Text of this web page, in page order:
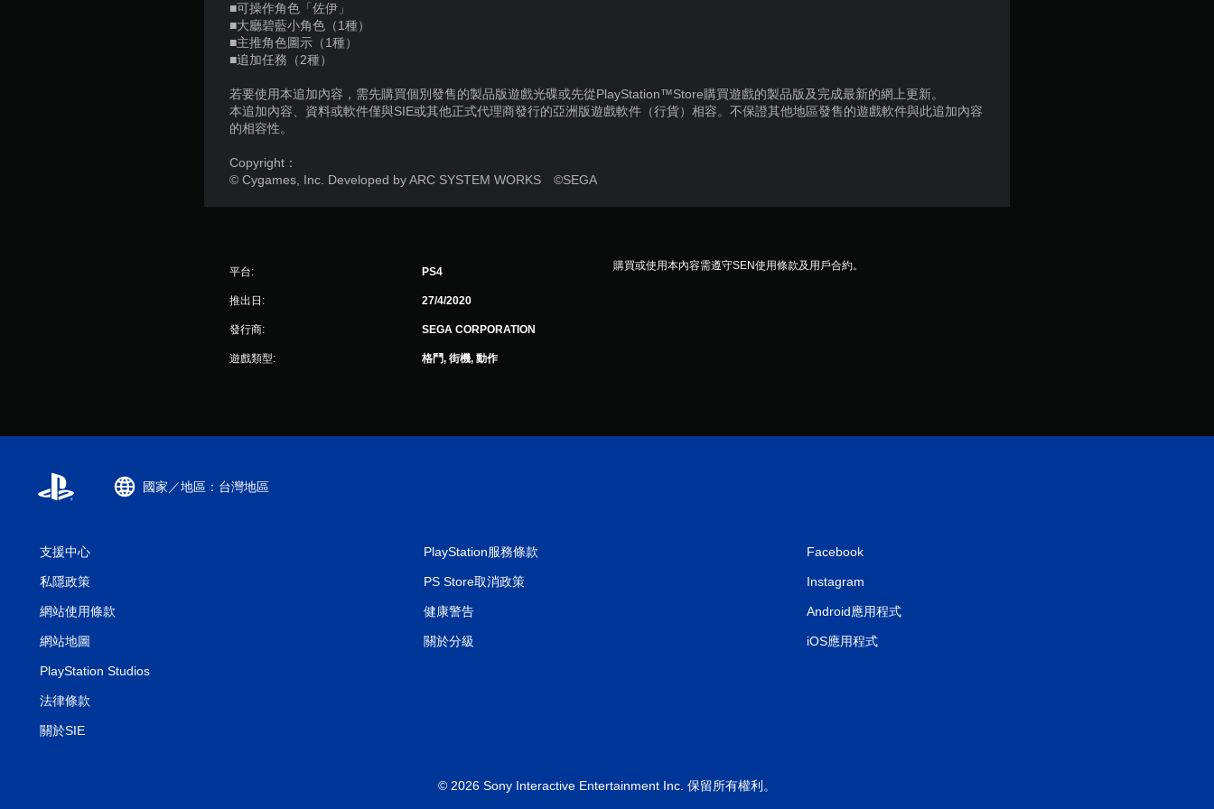
■可操作角色「佐伊」
■大廳碧藍小角色（1種）
■主推角色圖示（1種）
■追加任務（2種）
若要使用本追加內容，需先購買個別發售的製品版遊戲光碟或先從PlayStation™Store購買遊戲的製品版及完成最新的網上更新。
本追加內容、資料或軟件僅與SIE或其他正式代理商發行的亞洲版遊戲軟件（行貨）相容。不保證其他地區發售的遊戲軟件與此追加內容
的相容性。
Copyright：
© Cygames, Inc. Developed by ARC SYSTEM WORKS ©SEGA
平台: PS4
推出日: 27/4/2020
發行商: SEGA CORPORATION
遊戲類型: 格鬥, 街機, 動作
購買或使用本內容需遵守SEN使用條款及用戶合約。
國家／地區：台灣地區
支援中心
私隱政策
網站使用條款
網站地圖
PlayStation Studios
法律條款
關於SIE
PlayStation服務條款
PS Store取消政策
健康警告
關於分級
Facebook
Instagram
Android應用程式
iOS應用程式
© 2026 Sony Interactive Entertainment Inc. 保留所有權利。